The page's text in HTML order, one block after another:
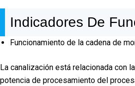
Indicadores De
Funcionamiento de la cadena de
La canalización está relacionada con
potencia de procesamiento del